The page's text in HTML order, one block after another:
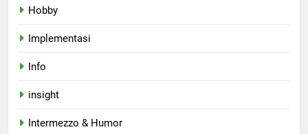
Hobby
Implementasi
Info
insight
Intermezzo & Humor